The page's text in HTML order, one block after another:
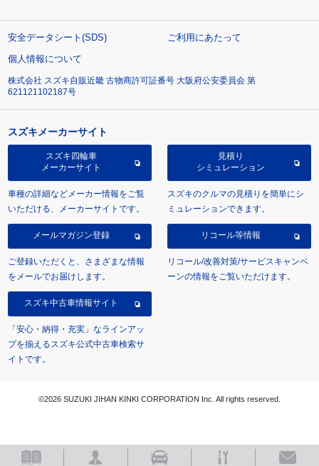
安全データシート(SDS)
ご利用にあたって
個人情報について
株式会社 スズキ自販近畿 古物商許可証番号 大阪府公安委員会 第
621121102187号
スズキメーカーサイト
スズキ四輪車
メーカーサイト
車種の詳細などメーカー情報をご覧
いただける、メーカーサイトです。
見積り
シミュレーション
スズキのクルマの見積りを簡単にシ
ミュレーションできます。
メールマガジン登録
ご登録いただくと、さまざまな情報
をメールでお届けします。
リコール等情報
リコール/改善対策/サービスキャンペ
ーンの情報をご覧いただけます。
スズキ中古車情報サイト
「安心・納得・充実」なラインアッ
プを揃えるスズキ公式中古車検索サ
イトです。
©2026 SUZUKI JIHAN KINKI CORPORATION Inc. All rights reserved.